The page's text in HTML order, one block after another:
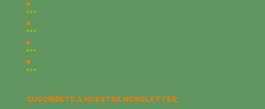
SUSCRÍBETE A NUESTRA NEWSLETTER: